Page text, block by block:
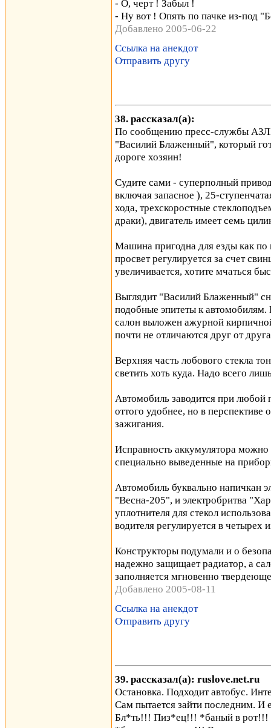
- О, черт ! Забыл !
- Ну вот ! Опять по пачке из-под
Добавлено 2005-06-22
Ссылка на анекдот
Отправить другу
38. рассказал(а):
По сообщению пресс-службы
"Василий Блаженный", который
дороге хозяин!
Судите сами - суперполный
включая запасное ), 25-
хода, трехскоростные
драки), двигатель имеет семь
Машина пригодна для езды как
просвет регулируется за счет
увеличивается, хотите мчаться
Выглядит "Василий Блаженный"
подобные эпитеты к
салон выложен ажурной
почти не отличаются друг от
Верхняя часть лобового стекла
светить хоть куда. Надо всего
Автомобиль заводится при любой
оттого удобнее, но в
зажигания.
Исправность аккумулятора можно
специально выведенные на
Автомобиль буквально напичкан
"Весна-205", и электробритва
уплотнителя для стекол
водителя регулируется в четырех
Конструкторы подумали и о
надежно защищает радиатор, а
заполняется мгновенно
Добавлено 2005-08-11
Ссылка на анекдот
Отправить другу
39. рассказал(а): ruslove.net.ru
Остановка. Подходит автобус.
Сам пытается зайти последним. И
Бл*ть!!! Пиз*ец!!! *баный в рот!!!